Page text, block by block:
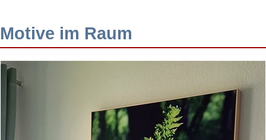
Motive im Raum